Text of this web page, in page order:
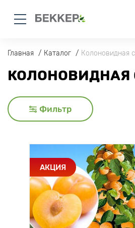
Главная Каталог Колоновидная
КОЛОНОВИДНАЯ
Фильтр
АКЦИЯ